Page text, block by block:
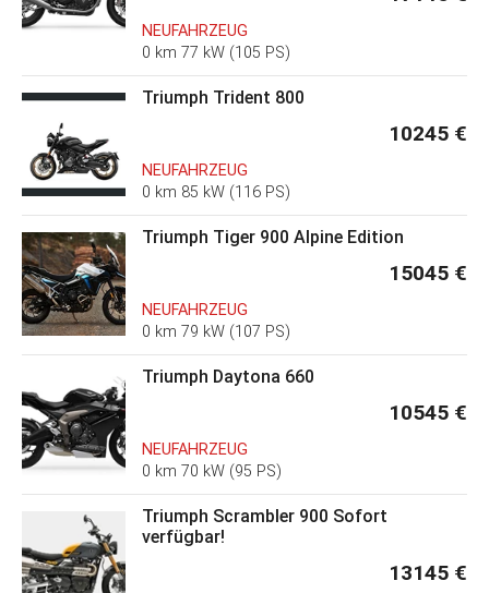
NEUFAHRZEUG
0 km 77 kW (105 PS)
Triumph Trident 800
10245 €
NEUFAHRZEUG
0 km 85 kW (116 PS)
Triumph Tiger 900 Alpine Edition
15045 €
NEUFAHRZEUG
0 km 79 kW (107 PS)
Triumph Daytona 660
10545 €
NEUFAHRZEUG
0 km 70 kW (95 PS)
Triumph Scrambler 900 Sofort
verfügbar!
13145 €